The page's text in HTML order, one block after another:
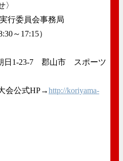
〉
行委員会事務局
～17:15）
日1-23-7 郡山市 スポーツ
会公式HP→http://koriyama-